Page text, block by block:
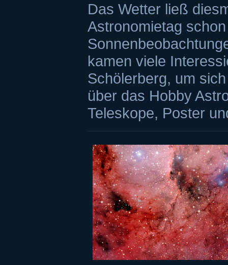
Das Wetter ließ
Astronomietag
kamen viele
Schölerberg, um
über das Hobby
Teleskope, Poster